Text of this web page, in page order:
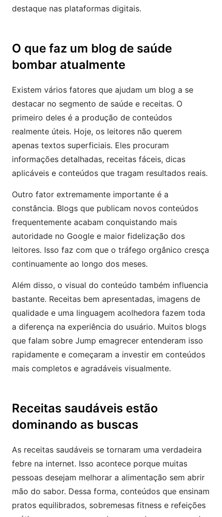
destaque nas plataformas digitais.
O que faz um blog de saúde
bombar atualmente
Existem vários fatores que ajudam um blog a se
destacar no segmento de saúde e receitas. O
primeiro deles é a produção de conteúdos
realmente úteis. Hoje, os leitores não querem
apenas textos superficiais. Eles procuram
informações detalhadas, receitas fáceis, dicas
aplicáveis e conteúdos que tragam resultados reais.
Outro fator extremamente importante é a
constância. Blogs que publicam novos conteúdos
frequentemente acabam conquistando mais
autoridade no Google e maior fidelização dos
leitores. Isso faz com que o tráfego orgânico cresça
continuamente ao longo dos meses.
Além disso, o visual do conteúdo também influencia
bastante. Receitas bem apresentadas, imagens de
qualidade e uma linguagem acolhedora fazem toda
a diferença na experiência do usuário. Muitos blogs
que falam sobre Jump emagrecer entenderam isso
rapidamente e começaram a investir em conteúdos
mais completos e agradáveis visualmente.
Receitas saudáveis estão
dominando as buscas
As receitas saudáveis se tornaram uma verdadeira
febre na internet. Isso acontece porque muitas
pessoas desejam melhorar a alimentação sem abrir
mão do sabor. Dessa forma, conteúdos que ensinam
pratos equilibrados, sobremesas fitness e refeições